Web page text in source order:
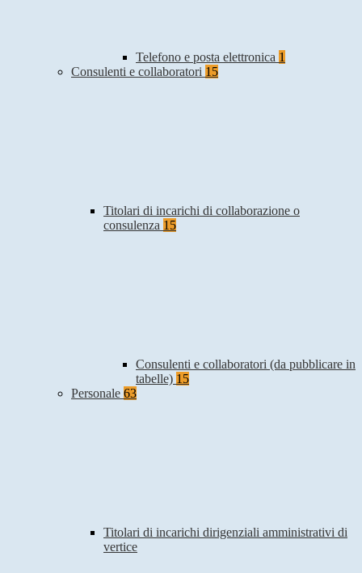
Telefono e posta elettronica 1
Consulenti e collaboratori 15
Titolari di incarichi di collaborazione o
consulenza 15
Consulenti e collaboratori (da pubblicare in
tabelle) 15
Personale 63
Titolari di incarichi dirigenziali amministrativi di
vertice